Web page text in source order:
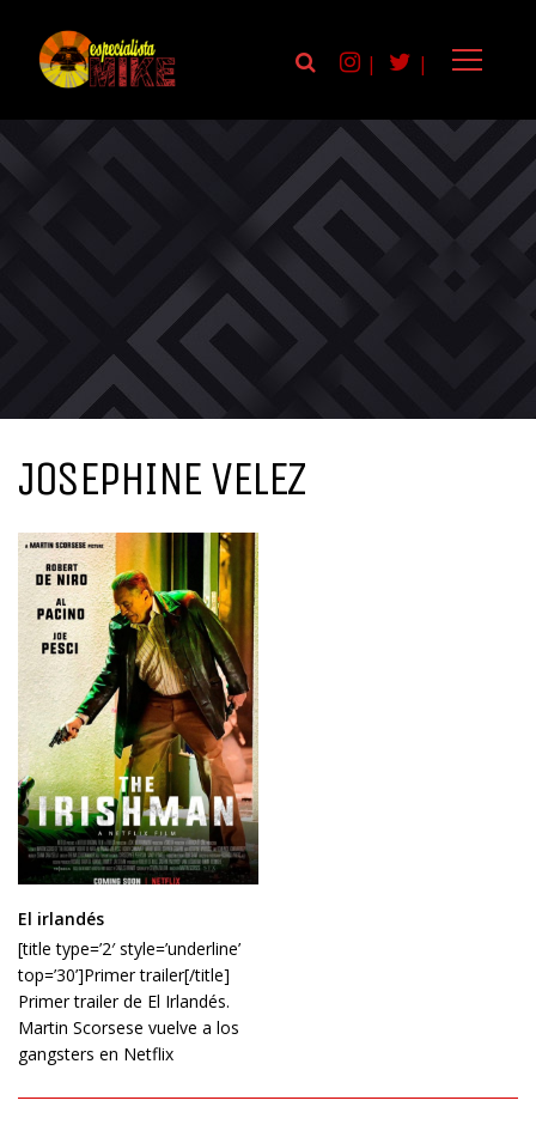
| |
JOSEPHINE VELEZ
El irlandés
[title type=’2′ style=’underline’
top=’30’]Primer trailer[/title]
Primer trailer de El Irlandés.
Martin Scorsese vuelve a los
gangsters en Netflix